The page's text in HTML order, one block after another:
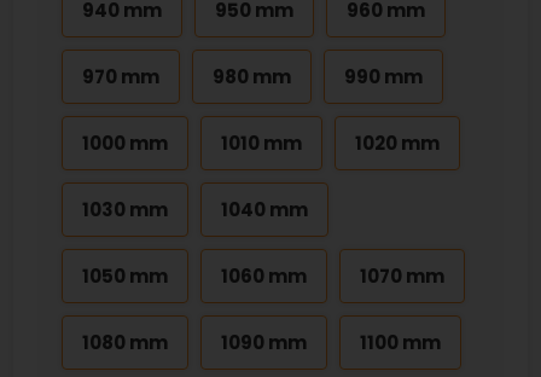
940 mm 950 mm 960 mm
970 mm 980 mm 990 mm
1000 mm 1010 mm 1020 mm
1030 mm 1040 mm
1050 mm 1060 mm 1070 mm
1080 mm 1090 mm 1100 mm